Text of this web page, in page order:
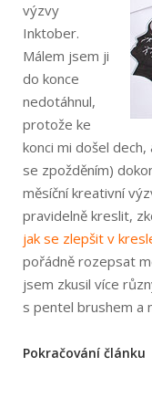
výzvy
Inktober.
Málem jsem ji
do konce
nedotáhnul,
protože ke
konci mi došel
se zpožděním)
měsíční kreativní
pravidelně kreslit,
jak se zlepšit v
pořádně rozepsat
jsem zkusil více
s pentel brushem a
„Inktober
Pokračování článku